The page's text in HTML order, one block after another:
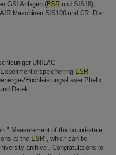
GSI Anlagen (ESR und SIS18),
Maschinen SIS100 und CR. Die
UNILAC
ESR
Hochleistungs-Laser Phelix
Detek
" Measurement of the bound-state
at the ESR", which can be
archive . Congratulations to